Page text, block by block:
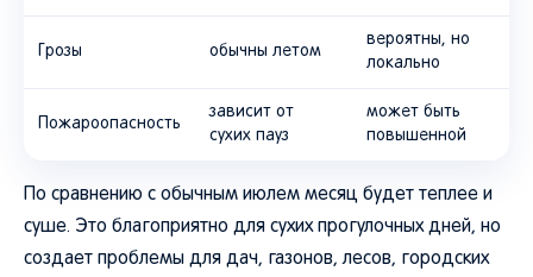
Грозы обычны летом
вероятны, но
локально
Пожароопасность
зависит от
сухих пауз
может быть
повышенной
По сравнению с обычным июлем месяц будет теплее и
суше. Это благоприятно для сухих прогулочных дней, но
создает проблемы для дач, газонов, лесов, городских